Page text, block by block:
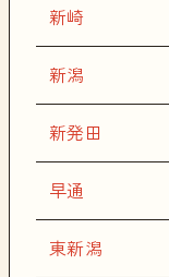
新崎
新潟
新発田
早通
東新潟